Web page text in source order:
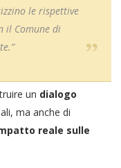
le rispettive
il Comune di
un dialogo
ma anche di
reale sulle